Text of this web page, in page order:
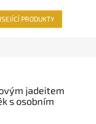
PRODUKTY
jadeitem
s osobním